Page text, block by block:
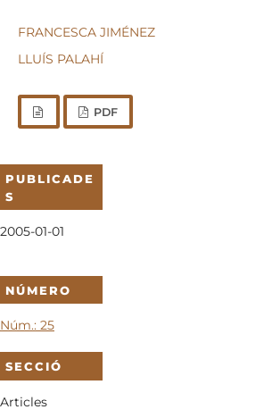
FRANCESCA JIMÉNEZ
LLUÍS PALAHÍ
PDF
PUBLICADE
S
2005-01-01
NÚMERO
Núm.: 25
SECCIÓ
Articles